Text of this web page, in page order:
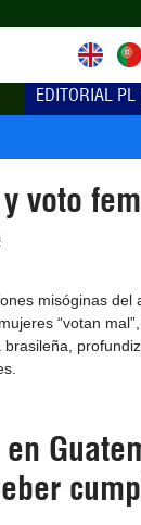
EDITORIAL PL
voto
misóginas del
“votan